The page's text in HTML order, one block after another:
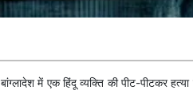
बांग्लादेश में एक हिंदू व्यक्ति की पीट-पीटकर हत्या